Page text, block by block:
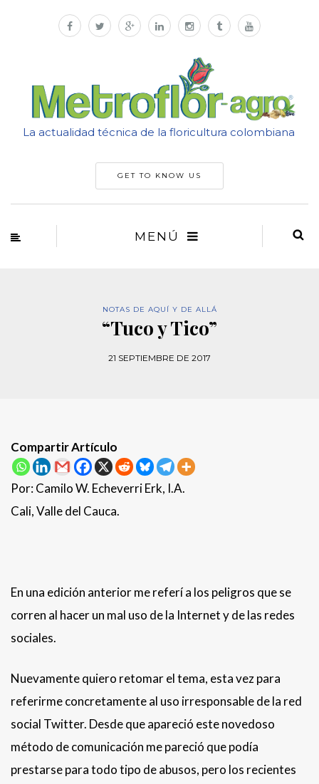
La actualidad técnica de la floricultura colombiana
GET TO KNOW US
MENÚ
NOTAS DE AQUÍ Y DE ALLÁ
“Tuco y Tico”
21 SEPTIEMBRE DE 2017
Compartir Artículo
Por: Camilo W. Echeverri Erk, I.A.
Cali, Valle del Cauca.
En una edición anterior me referí a los peligros que se
corren al hacer un mal uso de la Internet y de las redes
sociales.
Nuevamente quiero retomar el tema, esta vez para
referirme concretamente al uso irresponsable de la red
social Twitter. Desde que apareció este novedoso
método de comunicación me pareció que podía
prestarse para todo tipo de abusos, pero los recientes